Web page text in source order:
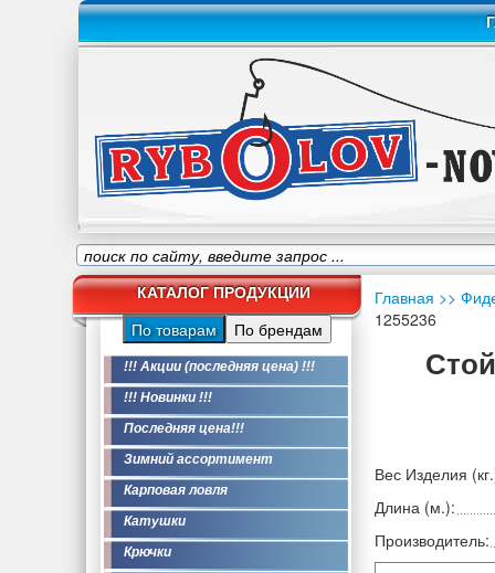
КАТАЛОГ ПРОДУКЦИИ
По товарам По брендам
!!! Акции (последняя цена) !!!
!!! Новинки !!!
Последняя цена!!!
Зимний ассортимент
Карповая ловля
Катушки
Крючки
Главная >>
1255236
Вес Изделия
Длина (м.):
Производитель: